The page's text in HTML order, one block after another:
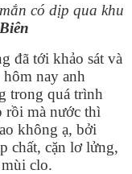
có dịp qua khu
đã tới khảo sát và
nay anh
trong quá trình
rồi mà nước thì
không ạ, bởi
chất, cặn lơ lửng,
clo.